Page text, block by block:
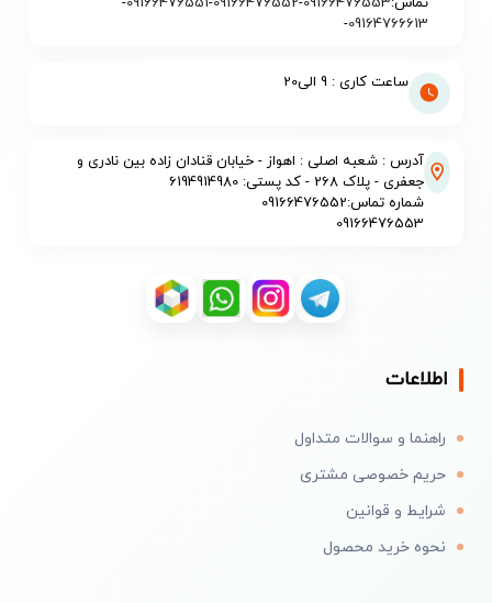
09164766613
-
ساعت کاری : 9 الی20
آدرس : شعبه اصلی : اهواز - خیابان قنادان زاده بین نادری و
جعفری - پلاک 268 - کد پستی: 6194914980
شماره تماس:09166476552
09166476553
اطلاعات
راهنما و سوالات متداول
حریم خصوصی مشتری
شرایط و قوانین
نحوه خرید محصول